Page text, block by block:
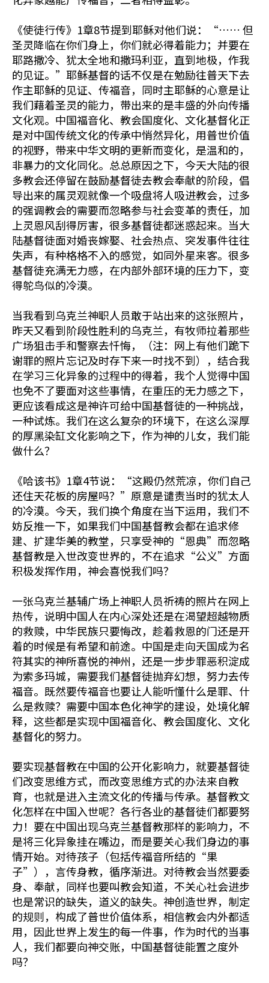
《使徒行传》1章8节提到耶稣对他们说：“…… 但
圣灵降临在你们身上，你们就必得着能力；并要在
耶路撒冷、犹太全地和撒玛利亚，直到地极，作我
的见证。”耶稣基督的话不仅是在勉励往普天下去
作主耶稣的见证、传福音，同时主耶稣的心意是让
我们藉着圣灵的能力，带出来的是丰盛的外向传播
文化观。中国福音化、教会国度化、文化基督化正
是对中国传统文化的传承中悄然异化，用普世价值
的视野，带来中华文明的更新而变化，是温和的，
非暴力的文化同化。总总原因之下，今天大陆的很
多教会还停留在鼓励基督徒去教会奉献的阶段，倡
导出来的属灵观就像一个吸盘将人吸进教会，过多
的强调教会的需要而忽略参与社会变革的责任，加
上灵恩风刮得厉害，很多基督徒都迷惑起来。当大
陆基督徒面对婚丧嫁娶、社会热点、突发事件往往
失声，有种格格不入的感觉，如同外星来客。很多
基督徒充满无力感，在内部外部环境的压力下，变
得鸵鸟似的冷漠。
当我看到乌克兰神职人员敢于站出来的这张照片，
昨天又看到阶段性胜利的乌克兰，有牧师拉着那些
广场狙击手和警察去忏悔，（注：网上有他们跪下
谢罪的照片忘记及时存下来一时找不到），结合我
在学习三化异象的过程中的得着，我个人觉得中国
也免不了要面对这些事情，在重压的无力感之下，
更应该看成这是神许可给中国基督徒的一种挑战，
一种试炼。我们在这么复杂的环境下，在这么深厚
的厚黑染缸文化影响之下，作为神的儿女，我们能
做什么？
《哈该书》1章4节说：“这殿仍然荒凉，你们自己
还住天花板的房屋吗？”原意是谴责当时的犹太人
的冷漠。今天，我们换个角度在当下运用，我们不
妨反推一下，如果我们中国基督教会都在追求修
建、扩建华美的教堂，只享受神的“恩典”而忽略
基督教是入世改变世界的，不在追求“公义”方面
积极发挥作用，神会喜悦我们吗？
一张乌克兰基辅广场上神职人员祈祷的照片在网上
热传，说明中国人在内心深处还是在渴望超越物质
的救赎，中华民族只要悔改，趁着救恩的门还是开
着的时候是有希望和前途。中国是走向天国成为名
符其实的神所喜悦的神州，还是一步步罪恶积淀成
为索多玛城，需要我们基督徒抛弃幻想，努力去传
福音。既然要传福音也要让人能听懂什么是罪、什
么是救赎？需要中国本色化神学的建设，处境化解
释，这些都是实现中国福音化、教会国度化、文化
基督化的努力。
要实现基督教在中国的公开化影响力，就要基督徒
们改变思维方式，而改变思维方式的办法来自教
育，也就是进入主流文化的传播与传承。基督教文
化怎样在中国入世呢？各行各业的基督徒们都要努
力！要在中国出现乌克兰基督教那样的影响力，不
是将三化异象挂在嘴边，而是要关心我们身边的事
情开始。对待孩子（包括传福音所结的“果
子”），言传身教，循序渐进。对待教会当然要委
身、奉献，同样也要叫教会知道，不关心社会进步
也是常识的缺失，道义的缺失。神创造世界，制定
的规则，构成了普世价值体系，相信教会内外都适
用，因此世界上发生的每一件事，作为时代的当事
人，我们都要向神交账，中国基督徒能置之度外
吗？